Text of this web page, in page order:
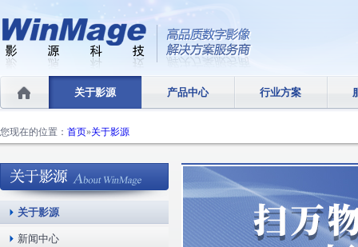
关于影源 产品中心 行业方案
您现在的位置： 首页»关于影源
关于影源
新闻中心